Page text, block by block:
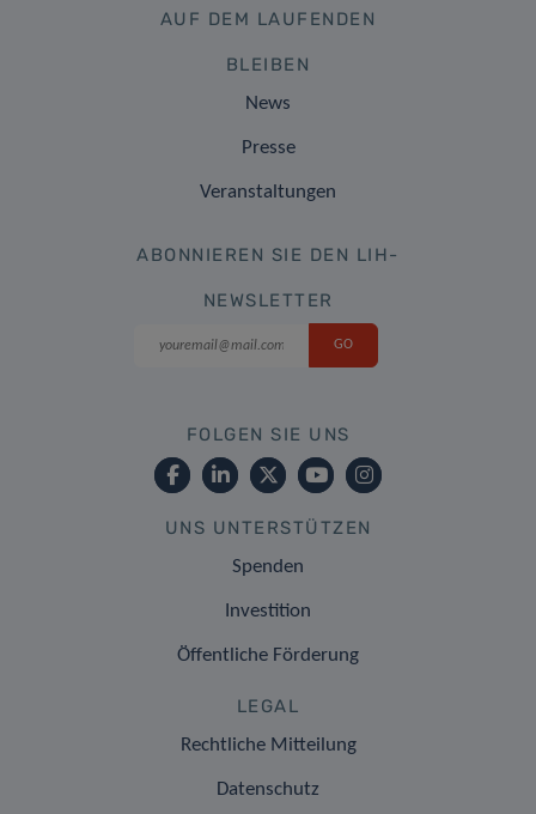
AUF DEM LAUFENDEN
BLEIBEN
News
Presse
Veranstaltungen
ABONNIEREN SIE DEN LIH-
NEWSLETTER
FOLGEN SIE UNS
UNS UNTERSTÜTZEN
Spenden
Investition
Öffentliche Förderung
LEGAL
Rechtliche Mitteilung
Datenschutz